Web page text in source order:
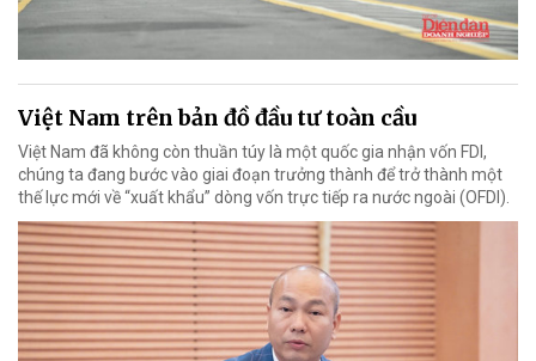
Việt Nam trên bản đồ đầu tư toàn cầu
Việt Nam đã không còn thuần túy là một quốc gia nhận vốn FDI,
chúng ta đang bước vào giai đoạn trưởng thành để trở thành một
thế lực mới về “xuất khẩu” dòng vốn trực tiếp ra nước ngoài (OFDI).